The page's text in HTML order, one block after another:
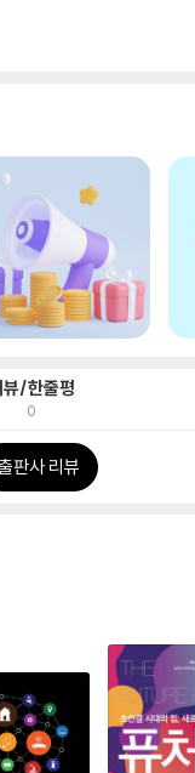
뷰/한줄평
0
판사 리뷰